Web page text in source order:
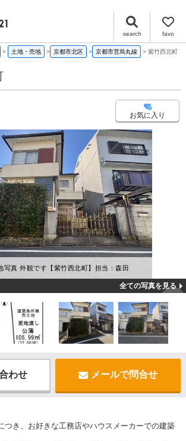
search favo
土地・売地 京都市北区 京都市営烏丸線 紫竹西北町
お気に入り
写真 外観です【紫竹西北町】担当：森田
全ての写真を見る
わせ メールで問合せ
つき、お好きな工務店やハウスメーカーでの建築